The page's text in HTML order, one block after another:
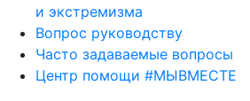
и экстремизма
Вопрос руководству
Часто задаваемые вопросы
Центр помощи #МЫВМЕСТЕ